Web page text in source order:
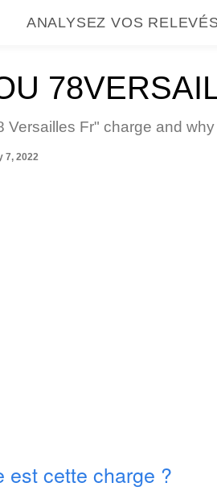
ANALYSEZ VOS
Fr" charge and
7, 2022
est cette charge ?